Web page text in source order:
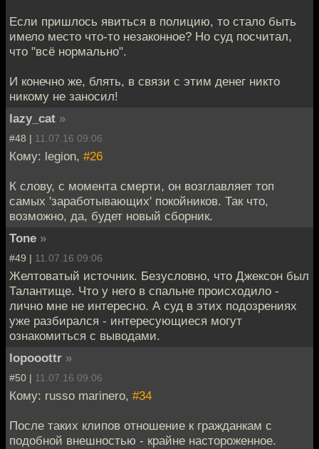
Если пришлось явиться в полицию, то стало быть
имело место что-то незаконное? Но суд посчитал,
что "всё нормально".
И конечно же, блять, в связи с этим денег никто
никому не заносил!
lazy_cat »
#48 | 11.07.16 09:06
Кому: legion, #26
К слову, с момента смерти, он возглавляет топ
самых 'заработывающих' покойников. Так что,
возможно, да, будет новый сборник.
Tone »
#49 | 11.07.16 09:06
Желтоватый источник. Безусловно, что Джексон был
Талантище. Что у него в спальне происходило -
лично мне не интересно. А суд в этих подозрениях
уже разбирался - интересующиеся могут
ознакомиться с выводами.
lopooottr »
#50 | 11.07.16 09:06
Кому: russo marinero, #34
После таких клипов отношение к гражданкам с
подобной внешностью - крайне настороженное.